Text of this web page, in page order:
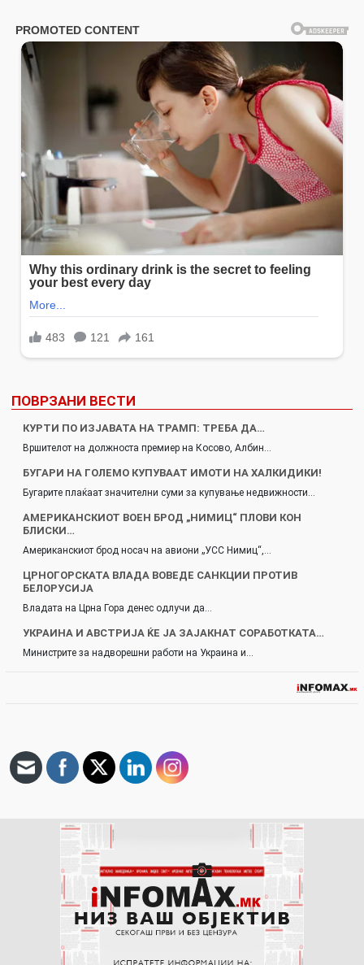
ПОВРЗАНИ ВЕСТИ
КУРТИ ПО ИЗЈАВАТА НА ТРАМП: ТРЕБА ДА…
Вршителот на должноста премиер на Косово, Албин…
БУГАРИ НА ГОЛЕМО КУПУВААТ ИМОТИ НА ХАЛКИДИКИ!
Бугарите плаќаат значителни суми за купување недвижности…
АМЕРИКАНСКИОТ ВОЕН БРОД „НИМИЦ“ ПЛОВИ КОН
БЛИСКИ…
Американскиот брод носач на авиони „УСС Нимиц“,…
ЦРНОГОРСКАТА ВЛАДА ВОВЕДЕ САНКЦИИ ПРОТИВ
БЕЛОРУСИЈА
Владата на Црна Гора денес одлучи да…
УКРАИНА И АВСТРИЈА ЌЕ ЈА ЗАЈАКНАТ СОРАБОТКАТА…
Министрите за надворешни работи на Украина и…